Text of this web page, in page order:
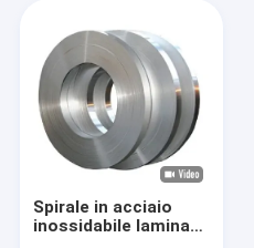
Spirale in acciaio
inossidabile laminata